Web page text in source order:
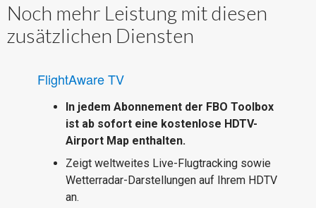
Noch mehr Leistung mit diesen
zusätzlichen Diensten
FlightAware TV
In jedem Abonnement der FBO Toolbox
ist ab sofort eine kostenlose HDTV-
Airport Map enthalten.
Zeigt weltweites Live-Flugtracking sowie
Wetterradar-Darstellungen auf Ihrem HDTV
an.